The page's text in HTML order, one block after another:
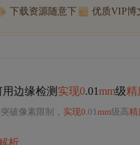
下载资源随意下 优质VIP博
边缘检测 实现0.01mm级精
破像素限制， 实现0.01 mm级高精
析